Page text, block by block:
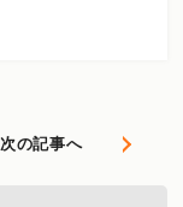
次の記事へ